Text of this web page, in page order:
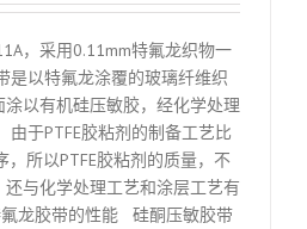
，采用0.11mm特氟龙织物一
是以特氟龙涂覆的玻璃纤维织
以有机硅压敏胶，经化学处理
由于PTFE胶粘剂的制备工艺比
，所以PTFE胶粘剂的质量，不
与化学处理工艺和涂层工艺有
龙胶带的性能 硅酮压敏胶带